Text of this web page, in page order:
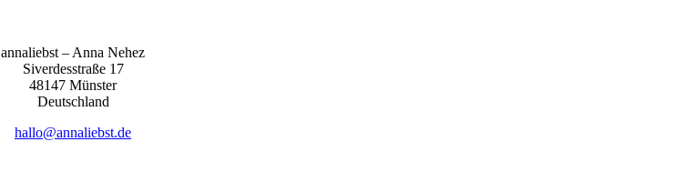
anna­liebst – Anna Nehez
Sive­r­des­stra­ße 17
48147 Müns­ter
Deutsch­land
hallo@annaliebst.de